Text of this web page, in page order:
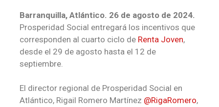
Barranquilla, Atlántico. 26 de agosto de 2024.
Prosperidad Social entregará los incentivos que
corresponden al cuarto ciclo de Renta Joven,
desde el 29 de agosto hasta el 12 de
septiembre.
El director regional de Prosperidad Social en
Atlántico, Rigail Romero Martínez @RigaRomero,